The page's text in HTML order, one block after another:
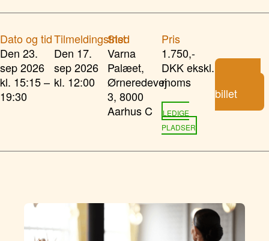
Dato og tid
Den 23.
sep 2026
kl. 15:15 –
19:30
Tilmeldingsfrist
Den 17.
sep 2026
kl. 12:00
Sted
Varna
Palæet,
Ørneredevej
3, 8000
Aarhus C
Pris
1.750,-
DKK ekskl.
moms
LEDIGE
PLADSER
billet